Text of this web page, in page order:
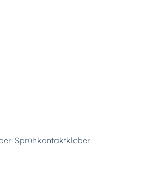
Sprühkontaktkleber